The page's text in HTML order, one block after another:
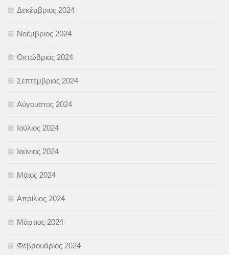
Δεκέμβριος 2024
Νοέμβριος 2024
Οκτώβριος 2024
Σεπτέμβριος 2024
Αύγουστος 2024
Ιούλιος 2024
Ιούνιος 2024
Μάιος 2024
Απρίλιος 2024
Μάρτιος 2024
Φεβρουάριος 2024